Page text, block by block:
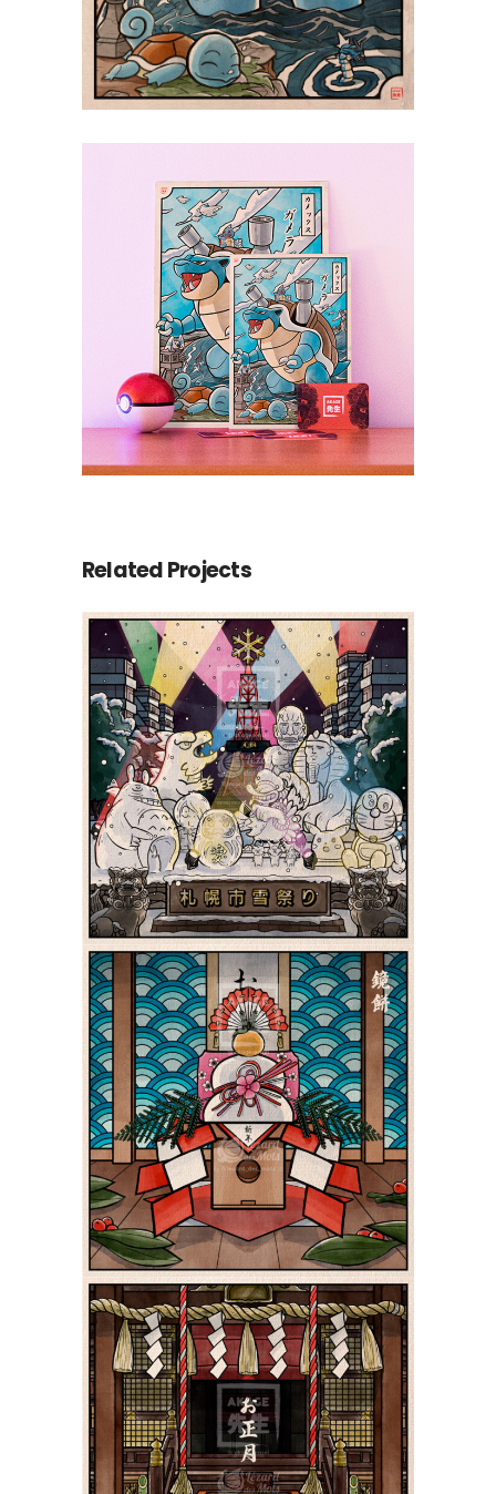
Related Projects
Le Yuki Matsuri de
Sapporo 札幌市雪祭り |
Shiki 四季
PokeUkiyoe
Le Kagamimochi 鏡餅 |
Shiki 四季
PokeUkiyoe
Le Nouvel An au Japon
お正月 | Shiki 四季
PokeUkiyoe